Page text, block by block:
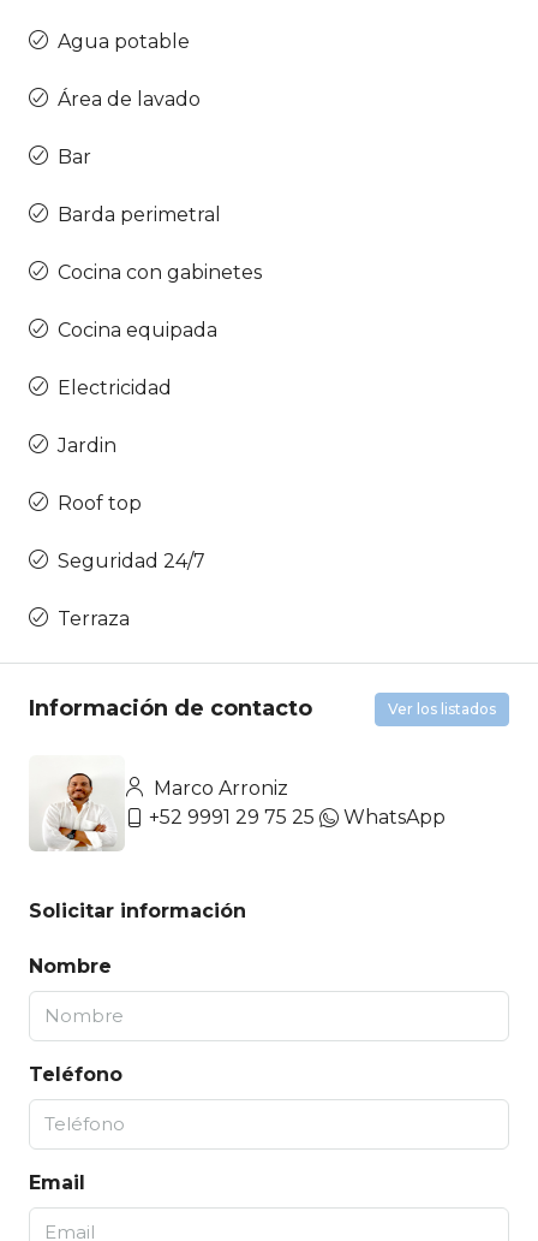
Agua potable
Área de lavado
Bar
Barda perimetral
Cocina con gabinetes
Cocina equipada
Electricidad
Jardin
Roof top
Seguridad 24/7
Terraza
Información de contacto Ver los listados
Marco Arroniz
+52 9991 29 75 25
WhatsApp
Solicitar información
Nombre
Teléfono
Email